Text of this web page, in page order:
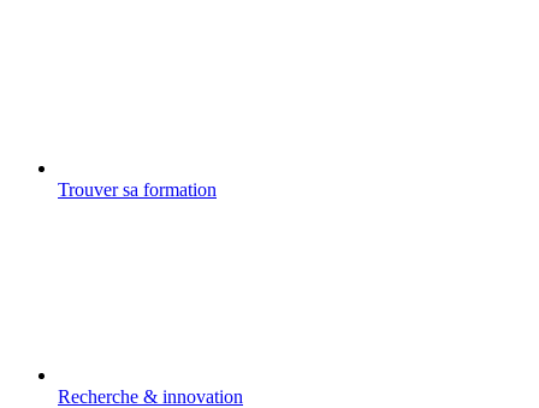
Trouver sa formation
Recherche & innovation